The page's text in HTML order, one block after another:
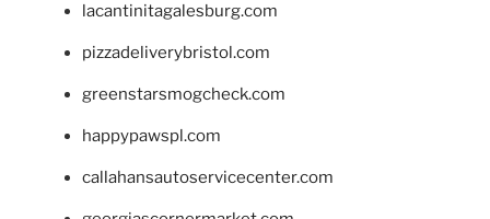
lacantinitagalesburg.com
pizzadeliverybristol.com
greenstarsmogcheck.com
happypawspl.com
callahansautoservicecenter.com